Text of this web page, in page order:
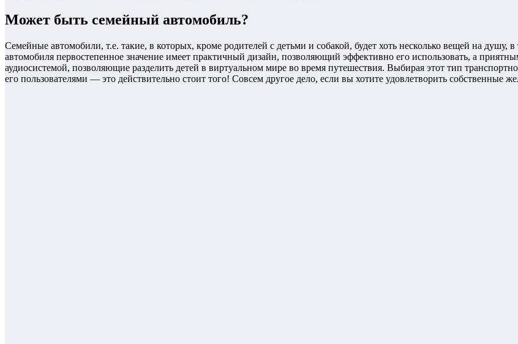
Может быть семейный автомобиль?
Семейные автомобили, т.е. такие, в которых, кроме родителей с детьми и собакой, будет хоть несколько вещей на
автомобиля первостепенное значение имеет практичный дизайн, позволяющий эффективно его использовать, а
аудиосистемой, позволяющие разделить детей в виртуальном мире во время путешествия. Выбирая этот тип
его пользователями — это действительно стоит того! Совсем другое дело, если вы хотите удовлетворить собственные